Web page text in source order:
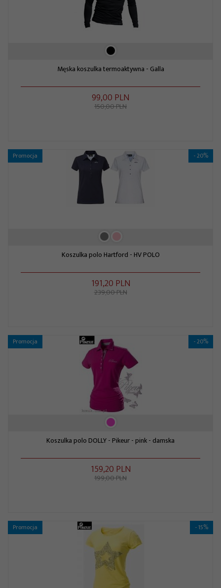
Męska koszulka termoaktywna - Galla
99,00 PLN
150,00 PLN
Promocja - 20%
Koszulka polo Hartford - HV POLO
191,20 PLN
239,00 PLN
Promocja - 20%
Koszulka polo DOLLY - Pikeur - pink - damska
159,20 PLN
199,00 PLN
Promocja - 15%